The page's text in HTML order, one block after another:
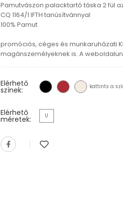
Pamutvászon palacktartó táska 2 fül
CQ 1164/1 IFTH tanúsítvánnyal
100% Pamut
promóciós, céges és munkaruházati
magánszemélyeknek is. A
Elérhető
színek: kattints a
Elérhető
méretek: U